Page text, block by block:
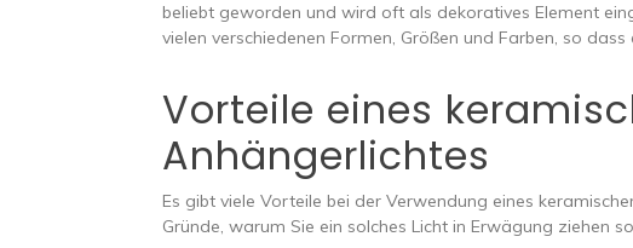
beliebt geworden und wird oft als dekoratives Element
vielen verschiedenen Formen, Größen und Farben, so
Vorteile eines
Anhängerlichtes
Es gibt viele Vorteile bei der Verwendung eines
Gründe, warum Sie ein solches Licht in Erwägung ziehen